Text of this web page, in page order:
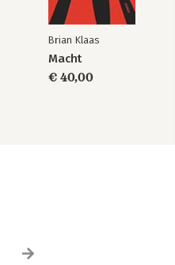
Brian Klaas
Macht
€ 40,00